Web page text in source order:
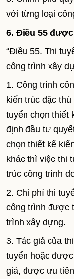
với từng loại
6. Điều 55
“Điều 55. Thi
công trình xây
1. Công trình
kiến trúc đặc
tuyển chọn thiết
định đầu tư
chọn thiết kế
khác thì việc thi
trúc công trình
2. Chi phí thi
công trình được
trình xây dựng.
3. Tác giả của
tuyển hoặc
giả, được ưu